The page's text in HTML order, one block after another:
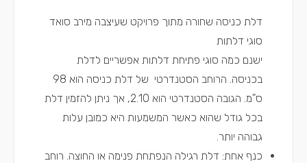
דלת כניסה שחורה מתוך פרויקט שעיצבה מירב סואד
סוגי דלתות
ישנם כמה סוגי פתיחת דלתות אפשריים לדלת
בכניסה. הרוחב הסטנדרטי של דלת כניסה הוא 98
ס"מ. הגובה הסטנדרטי הוא 2.10, אך ניתן להזמין דלת
בכל גודל שהוא כאשר המשמעות היא כמובן עלות
גבוהה יותר.
כנף אחת: דלת רגילה הנפתחת פנימה או החוצה. רוחב